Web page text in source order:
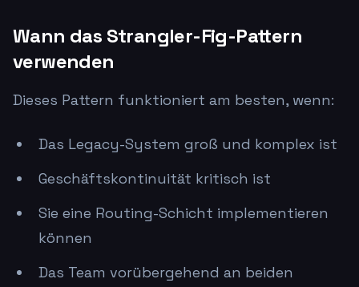
Wann das Strangler-Fig-Pattern
verwenden
Dieses Pattern funktioniert am besten, wenn:
Das Legacy-System groß und komplex ist
Geschäftskontinuität kritisch ist
Sie eine Routing-Schicht implementieren
können
Das Team vorübergehend an beiden